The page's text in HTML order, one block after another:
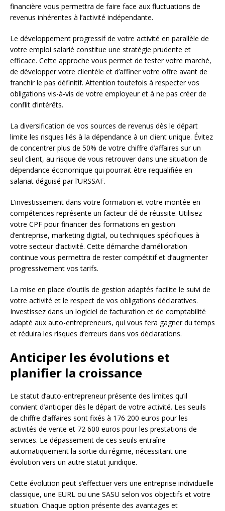
financière vous permettra de faire face aux fluctuations de
revenus inhérentes à l’activité indépendante.
Le développement progressif de votre activité en parallèle de
votre emploi salarié constitue une stratégie prudente et
efficace. Cette approche vous permet de tester votre marché,
de développer votre clientèle et d’affiner votre offre avant de
franchir le pas définitif. Attention toutefois à respecter vos
obligations vis-à-vis de votre employeur et à ne pas créer de
conflit d’intérêts.
La diversification de vos sources de revenus dès le départ
limite les risques liés à la dépendance à un client unique. Évitez
de concentrer plus de 50% de votre chiffre d’affaires sur un
seul client, au risque de vous retrouver dans une situation de
dépendance économique qui pourrait être requalifiée en
salariat déguisé par l’URSSAF.
L’investissement dans votre formation et votre montée en
compétences représente un facteur clé de réussite. Utilisez
votre CPF pour financer des formations en gestion
d’entreprise, marketing digital, ou techniques spécifiques à
votre secteur d’activité. Cette démarche d’amélioration
continue vous permettra de rester compétitif et d’augmenter
progressivement vos tarifs.
La mise en place d’outils de gestion adaptés facilite le suivi de
votre activité et le respect de vos obligations déclaratives.
Investissez dans un logiciel de facturation et de comptabilité
adapté aux auto-entrepreneurs, qui vous fera gagner du temps
et réduira les risques d’erreurs dans vos déclarations.
Anticiper les évolutions et
planifier la croissance
Le statut d’auto-entrepreneur présente des limites qu’il
convient d’anticiper dès le départ de votre activité. Les seuils
de chiffre d’affaires sont fixés à 176 200 euros pour les
activités de vente et 72 600 euros pour les prestations de
services. Le dépassement de ces seuils entraîne
automatiquement la sortie du régime, nécessitant une
évolution vers un autre statut juridique.
Cette évolution peut s’effectuer vers une entreprise individuelle
classique, une EURL ou une SASU selon vos objectifs et votre
situation. Chaque option présente des avantages et